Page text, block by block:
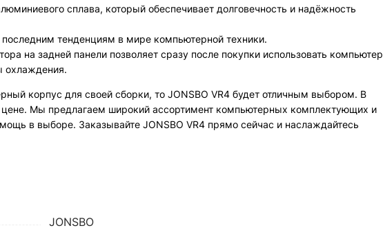
сплава, который обеспечивает долговечность и надёжность
последним тенденциям в мире компьютерной техники.
на задней панели позволяет сразу после покупки использовать компьютер
охлаждения.
корпус для своей сборки, то JONSBO VR4 будет отличным выбором. В
Мы предлагаем широкий ассортимент компьютерных комплектующих и
в выборе. Заказывайте JONSBO VR4 прямо сейчас и наслаждайтесь
JONSBO